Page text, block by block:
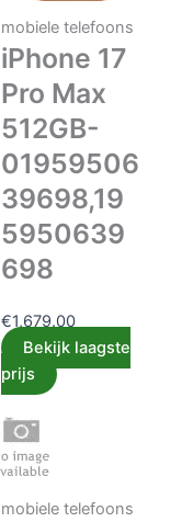
mobiele telefoons
iPhone 17
Pro Max
512GB-
01959506
39698,19
5950639
698
€1,679.00
Bekijk laagste
prijs
mobiele telefoons